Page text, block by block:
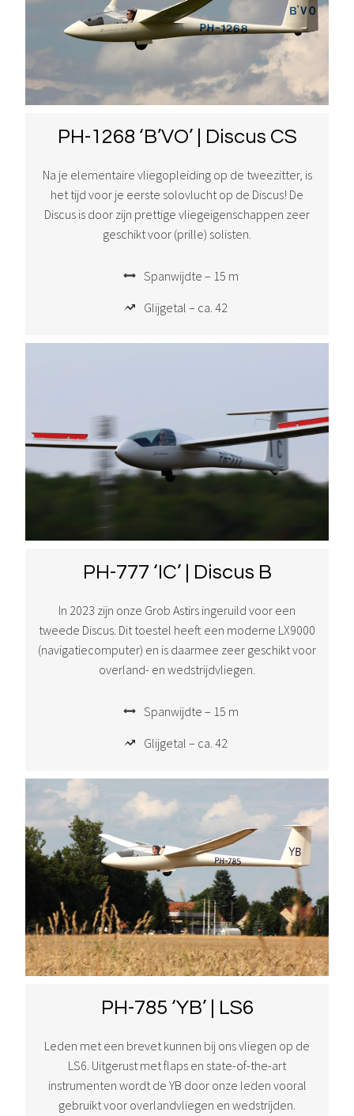
PH-1268 ‘B’VO’ | Discus CS
Na je elementaire vliegopleiding op de tweezitter, is
het tijd voor je eerste solovlucht op de Discus! De
Discus is door zijn prettige vliegeigenschappen zeer
geschikt voor (prille) solisten.
Spanwijdte – 15 m
Glijgetal – ca. 42
PH-777 ‘IC’ | Discus B
In 2023 zijn onze Grob Astirs ingeruild voor een
tweede Discus. Dit toestel heeft een moderne LX9000
(navigatiecomputer) en is daarmee zeer geschikt voor
overland- en wedstrijdvliegen.
Spanwijdte – 15 m
Glijgetal – ca. 42
PH-785 ‘YB’ | LS6
Leden met een brevet kunnen bij ons vliegen op de
LS6. Uitgerust met flaps en state-of-the-art
instrumenten wordt de YB door onze leden vooral
gebruikt voor overlandvliegen en wedstrijden.